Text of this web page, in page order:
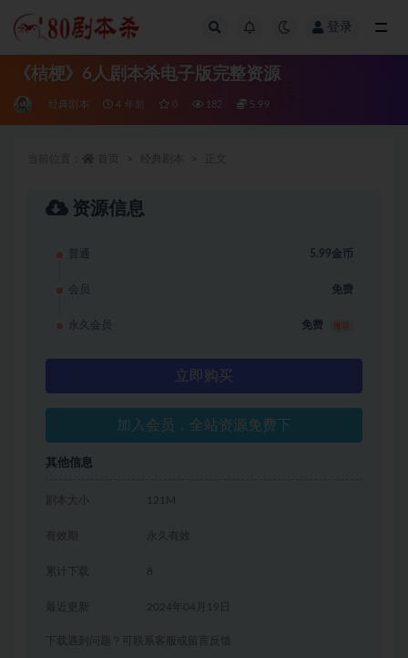
登录
《桔梗》6人剧本杀电子版完整资源
经典剧本 4 年前 0 182 5.99
资源信息
普通 5.99金币
会员 免费
永久会员 免费
立即购买
加入会员，全站资源免费下
其他信息
剧本大小 121M
有效期 永久有效
累计下载 8
2024年04月19日
下载遇到问题？可联系客服或留言反馈